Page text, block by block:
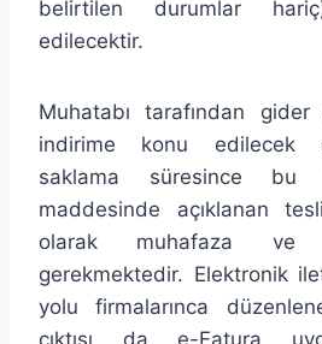
belirtilen durumlar
edilecektir.
Muhatabı tarafından
indirime konu edilecek
saklama süresince
maddesinde açıklanan
olarak muhafaza ve
gerekmektedir. Elektronik
yolu firmalarınca
çıktısı da e-Fatura